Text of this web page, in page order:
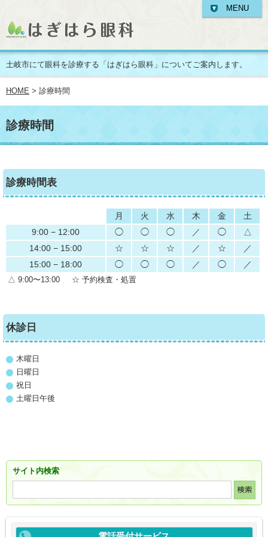
土岐市にて眼科を診療する「はぎはら眼科」についてご案内します。
HOME > 診療時間
診療時間
診療時間表
△ 9:00〜13:00 ☆ 予約検査・処置
月 火 水 木 金
土
9:00 − 12:00
◯ ◯ ◯ ／ ◯
△
14:00 − 15:00
☆ ☆ ☆ ／ ☆
／
15:00 − 18:00
◯ ◯ ◯ ／ ◯ ／
休診日
木曜日
日曜日
祝日
土曜日午後
MENU
サイト内検索